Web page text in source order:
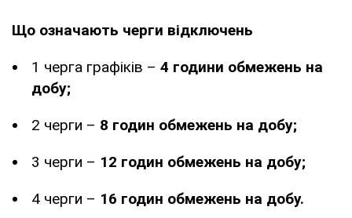
Що означають черги відключень
1 черга графіків – 4 години обмежень на
добу;
2 черги – 8 годин обмежень на добу;
3 черги – 12 годин обмежень на добу;
4 черги – 16 годин обмежень на добу.